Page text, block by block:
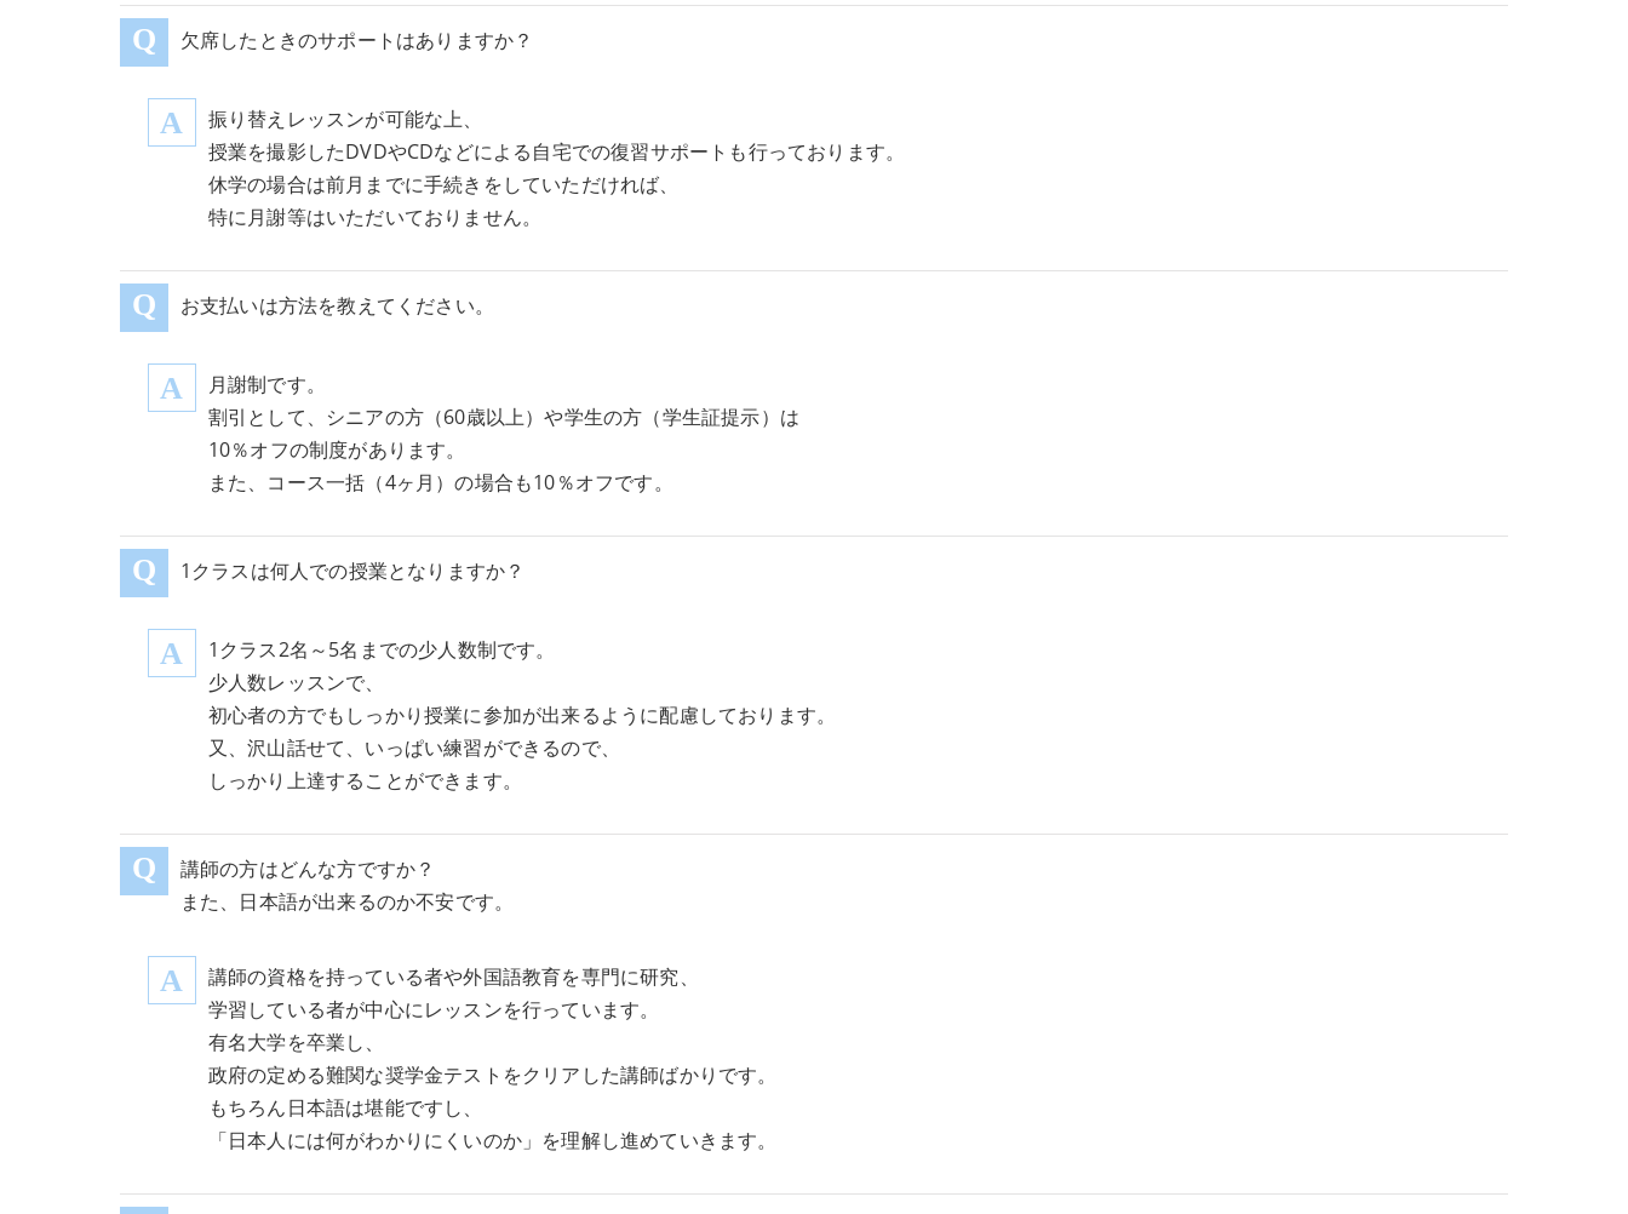
欠席したときのサポートはありますか？
振り替えレッスンが可能な上、
授業を撮影したDVDやCDなどによる自宅での復習サポートも行っております。
休学の場合は前月までに手続きをしていただければ、
特に月謝等はいただいておりません。
お支払いは方法を教えてください。
月謝制です。
割引として、シニアの方（60歳以上）や学生の方（学生証提示）は
10％オフの制度があります。
また、コース一括（4ヶ月）の場合も10％オフです。
1クラスは何人での授業となりますか？
1クラス2名～5名までの少人数制です。
少人数レッスンで、
初心者の方でもしっかり授業に参加が出来るように配慮しております。
又、沢山話せて、いっぱい練習ができるので、
しっかり上達することができます。
講師の方はどんな方ですか？
また、日本語が出来るのか不安です。
講師の資格を持っている者や外国語教育を専門に研究、
学習している者が中心にレッスンを行っています。
有名大学を卒業し、
政府の定める難関な奨学金テストをクリアした講師ばかりです。
もちろん日本語は堪能ですし、
「日本人には何がわかりにくいのか」を理解し進めていきます。